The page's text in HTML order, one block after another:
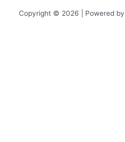
Copyright © 2026 | Powered by